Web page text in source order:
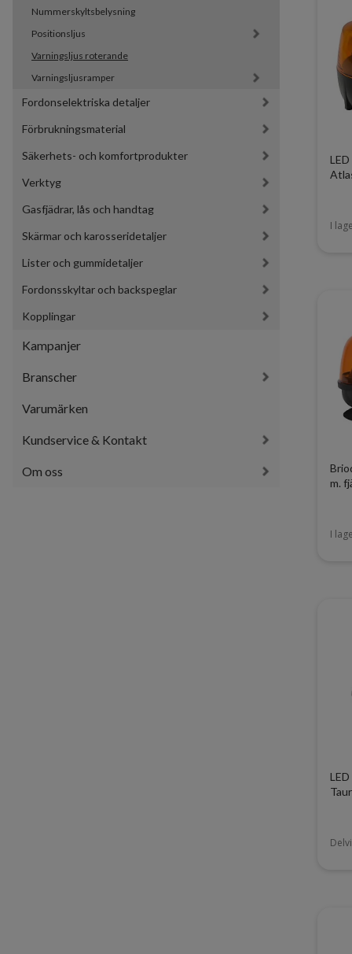
Nummerskyltsbelysning
Positionsljus
Varningsljus roterande
Varningsljusramper
Fordonselektriska detaljer
Förbrukningsmaterial
Säkerhets- och komfortprodukter
Verktyg
Gasfjädrar, lås och handtag
Skärmar och karosseridetaljer
Lister och gummidetaljer
Fordonsskyltar och backspeglar
Kopplingar
Kampanjer
Branscher
Varumärken
Kundservice & Kontakt
Om oss
I
m.
I